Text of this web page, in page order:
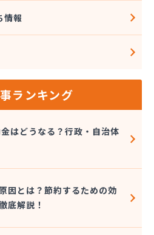
情報
ランキング
はどうなる？行政・自治体
因とは？節約するための効
底解説！